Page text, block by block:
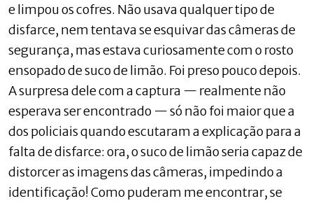
e limpou os cofres. Não usava qualquer tipo de
disfarce, nem tentava se esquivar das câmeras de
segurança, mas estava curiosamente com o rosto
ensopado de suco de limão. Foi preso pouco depois.
A surpresa dele com a captura — realmente não
esperava ser encontrado — só não foi maior que a
dos policiais quando escutaram a explicação para a
falta de disfarce: ora, o suco de limão seria capaz de
distorcer as imagens das câmeras, impedindo a
identificação! Como puderam me encontrar, se